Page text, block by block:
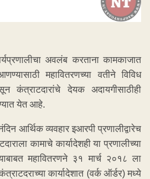
अवलंब करताना कामकाजात
महावितरणच्या वतीने विविध
कंत्राटदारांचे देयक अदायगीसाठीही
येत आहे.
आर्थिक व्यवहार इआरपी प्रणालीद्वारेच
कामाचे कार्यादेशही या प्रणालीच्या
महावितरणने ३१ मार्च २०१८ ला
कार्यादेशात (वर्क ऑर्डर) मध्ये